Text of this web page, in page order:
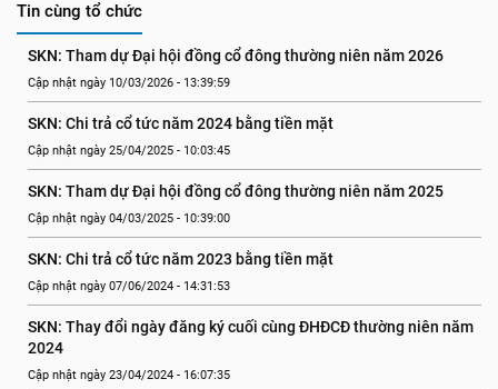
Tin cùng tổ chức
SKN: Tham dự Đại hội đồng cổ đông thường niên năm 2026
Cập nhật ngày 10/03/2026 - 13:39:59
SKN: Chi trả cổ tức năm 2024 bằng tiền mặt
Cập nhật ngày 25/04/2025 - 10:03:45
SKN: Tham dự Đại hội đồng cổ đông thường niên năm 2025
Cập nhật ngày 04/03/2025 - 10:39:00
SKN: Chi trả cổ tức năm 2023 bằng tiền mặt
Cập nhật ngày 07/06/2024 - 14:31:53
SKN: Thay đổi ngày đăng ký cuối cùng ĐHĐCĐ thường niên năm
2024
Cập nhật ngày 23/04/2024 - 16:07:35